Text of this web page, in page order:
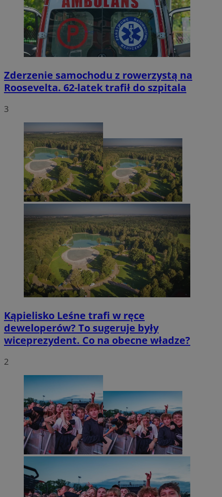
Zderzenie samochodu z rowerzystą na
Roosevelta. 62-latek trafił do szpitala
3
Kąpielisko Leśne trafi w ręce
deweloperów? To sugeruje były
wiceprezydent. Co na obecne władze?
2